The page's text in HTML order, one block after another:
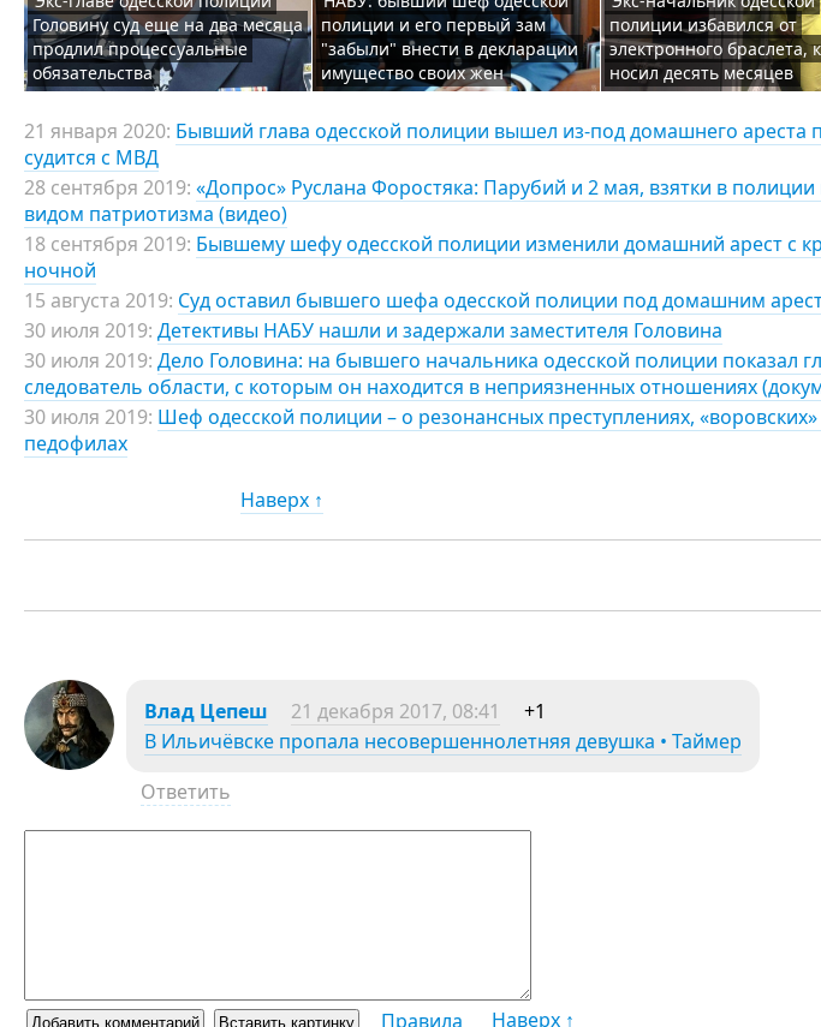
Головину суд еще на два месяца
продлил процессуальные
обязательства
полиции и его первый зам
"забыли" внести в декларации
имущество своих жен
полиции избавился от
электронного браслета,
носил десять месяцев
21 января 2020: Бывший глава одесской полиции вышел из-под домашнего ареста
судится с МВД
28 сентября 2019: «Допрос» Руслана Форостяка: Парубий и 2 мая, взятки в полиции
видом патриотизма (видео)
18 сентября 2019: Бывшему шефу одесской полиции изменили домашний арест с
ночной
15 августа 2019: Суд оставил бывшего шефа одесской полиции под домашним
30 июля 2019: Детективы НАБУ нашли и задержали заместителя Головина
30 июля 2019: Дело Головина: на бывшего начальника одесской полиции показал
следователь области, с которым он находится в неприязненных отношениях
30 июля 2019: Шеф одесской полиции – о резонансных преступлениях,
педофилах
Наверх ↑
Влaд Цeпeш 21 декабря 2017, 08:41
+1
В Ильичёвске пропала несовершеннолетняя девушка • Таймер
Ответить
Правила Наверх ↑